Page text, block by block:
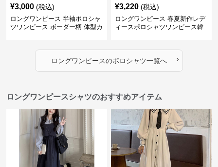
¥3,000 (税込)
ロングワンピース 半袖ポロシャ
ツワンピース ボーダー柄 体型カ
¥3,220 (税込)
ロングワンピース 春夏新作レデ
ィースポロシャツワンピース韓
ロングワンピースのポロシャツ一覧へ ›
ロングワンピースシャツのおすすめアイテム